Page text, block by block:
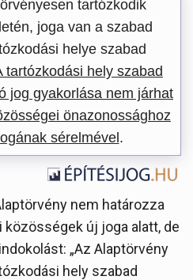
tartózkodik
joga van a szabad
helye szabad
tartózkodási hely szabad
jog gyakorlása nem járhat
önazonossághoz
sérelmével.
nem határozza
közösségek új joga alatt, de
„Az Alaptörvény
hely szabad